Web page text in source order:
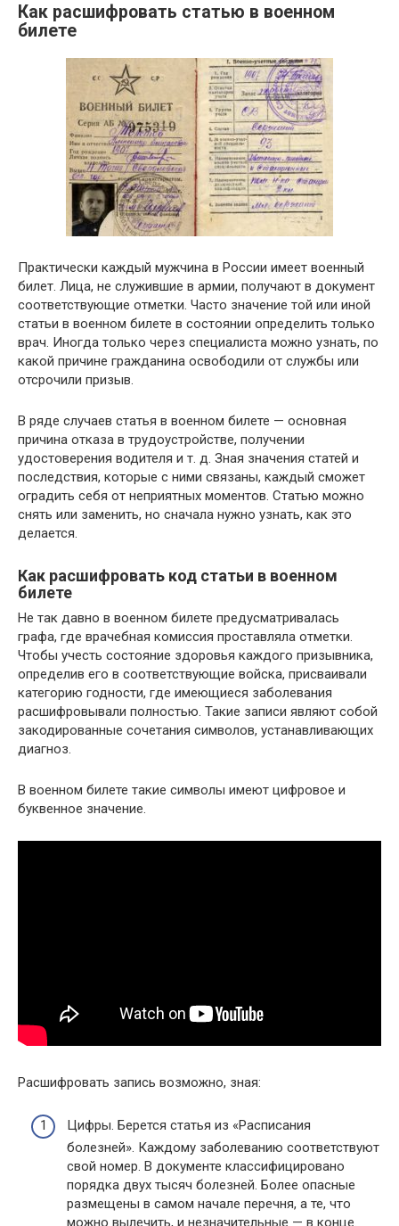
Как расшифровать статью в военном
билете
Практически каждый мужчина в России имеет военный
билет. Лица, не служившие в армии, получают в документ
соответствующие отметки. Часто значение той или иной
статьи в военном билете в состоянии определить только
врач. Иногда только через специалиста можно узнать, по
какой причине гражданина освободили от службы или
отсрочили призыв.
В ряде случаев статья в военном билете — основная
причина отказа в трудоустройстве, получении
удостоверения водителя и т. д. Зная значения статей и
последствия, которые с ними связаны, каждый сможет
оградить себя от неприятных моментов. Статью можно
снять или заменить, но сначала нужно узнать, как это
делается.
Как расшифровать код статьи в военном
билете
Не так давно в военном билете предусматривалась
графа, где врачебная комиссия проставляла отметки.
Чтобы учесть состояние здоровья каждого призывника,
определив его в соответствующие войска, присваивали
категорию годности, где имеющиеся заболевания
расшифровывали полностью. Такие записи являют собой
закодированные сочетания символов, устанавливающих
диагноз.
В военном билете такие символы имеют цифровое и
буквенное значение.
Расшифровать запись возможно, зная:
Цифры. Берется статья из «Расписания
болезней». Каждому заболеванию соответствуют
свой номер. В документе классифицировано
порядка двух тысяч болезней. Более опасные
размещены в самом начале перечня, а те, что
можно вылечить, и незначительные — в конце.